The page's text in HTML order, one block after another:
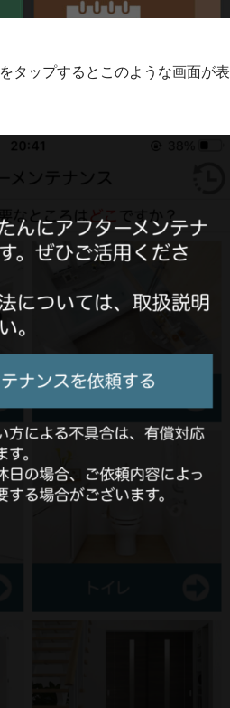
をタップするとこのような画面が表